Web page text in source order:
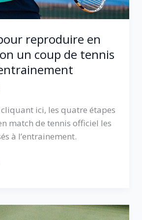
reproduire en
un coup de tennis
cliquant ici, les quatre étapes
match de tennis officiel les
à l’entrainement.